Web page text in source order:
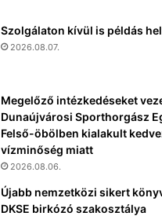
Szolgálaton kívül is példás
2026.08.07.
Megelőző intézkedéseket
Dunaújvárosi Sporthorgász
Felső-öbölben kialakult
vízminőség miatt
2026.08.06.
Újabb nemzetközi sikert
DKSE birkózó szakosztálya